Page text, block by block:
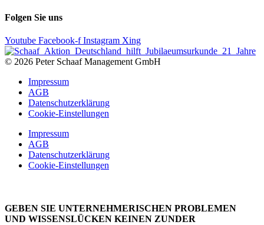
Folgen Sie uns
Youtube Facebook-f Instagram Xing
© 2026 Peter Schaaf Management GmbH
Impressum
AGB
Datenschutzerklärung
Cookie-Einstellungen
Impressum
AGB
Datenschutzerklärung
Cookie-Einstellungen
GEBEN SIE UNTERNEHMERISCHEN PROBLEMEN
UND WISSENSLÜCKEN KEINEN ZUNDER